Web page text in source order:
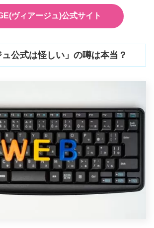
ヴィアージュ)公式サイト
ュ公式は怪しい」の噂は本当？